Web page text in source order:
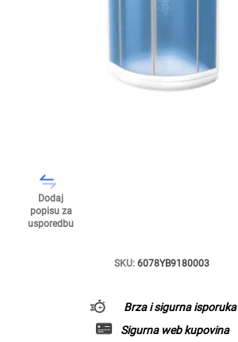
Dodaj
popisu za
usporedbu
SKU: 6078YB9180003
Brza i sigurna isporuka
Sigurna web kupovina